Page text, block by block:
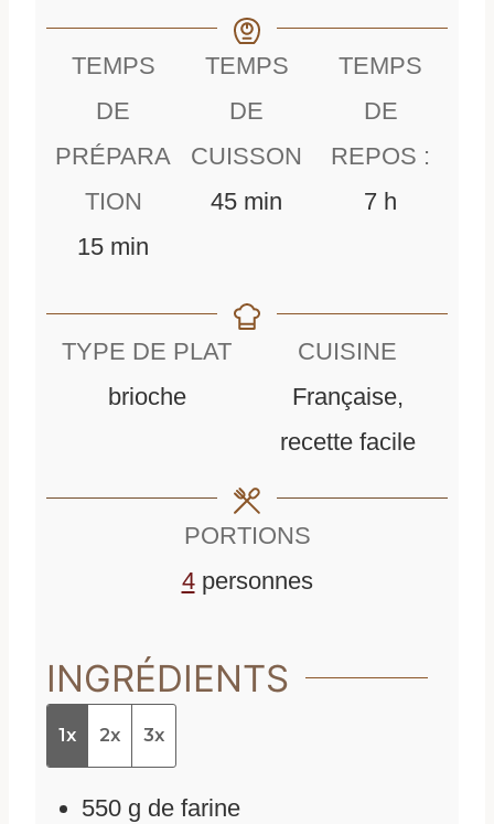
TEMPS
DE
PRÉPARA
TION
15m
n
u
min
TEMPS
DE
CUISSON
45m
u
min
TEMPS
DE
REPOS :
7h
r
h
TYPE DE PLAT
brioche
CUISINE
Française,
recette facile
PORTIONS
4 personnes
INGRÉDIENTS
1x 2x 3x
550 g de farine